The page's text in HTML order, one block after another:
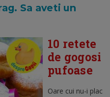
Sa aveti un
10 retete
de gogosi
pufoase
Oare cui nu-i plac